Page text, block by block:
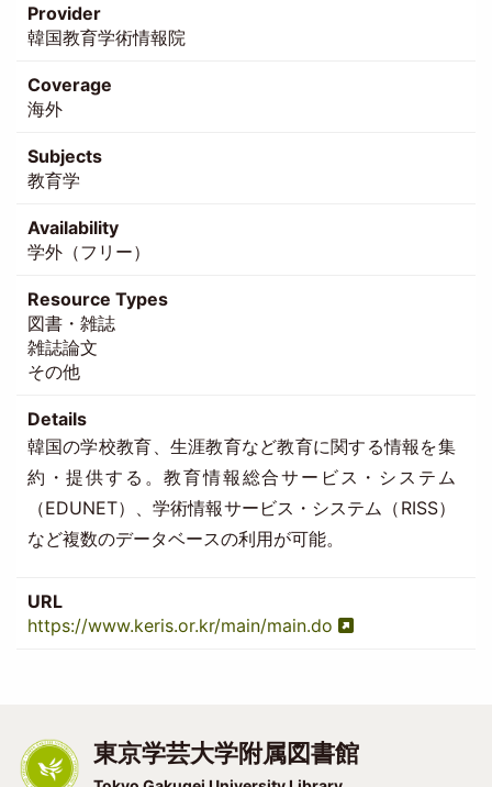
Provider
韓国教育学術情報院
Coverage
海外
Subjects
教育学
Availability
学外（フリー）
Resource Types
図書・雑誌
雑誌論文
その他
Details
韓国の学校教育、生涯教育など教育に関する情報を集
約・提供する。教育情報総合サービス・システム
（EDUNET）、学術情報サービス・システム（RISS）
など複数のデータベースの利用が可能。
URL
https://www.keris.or.kr/main/main.do
東京学芸大学附属図書館